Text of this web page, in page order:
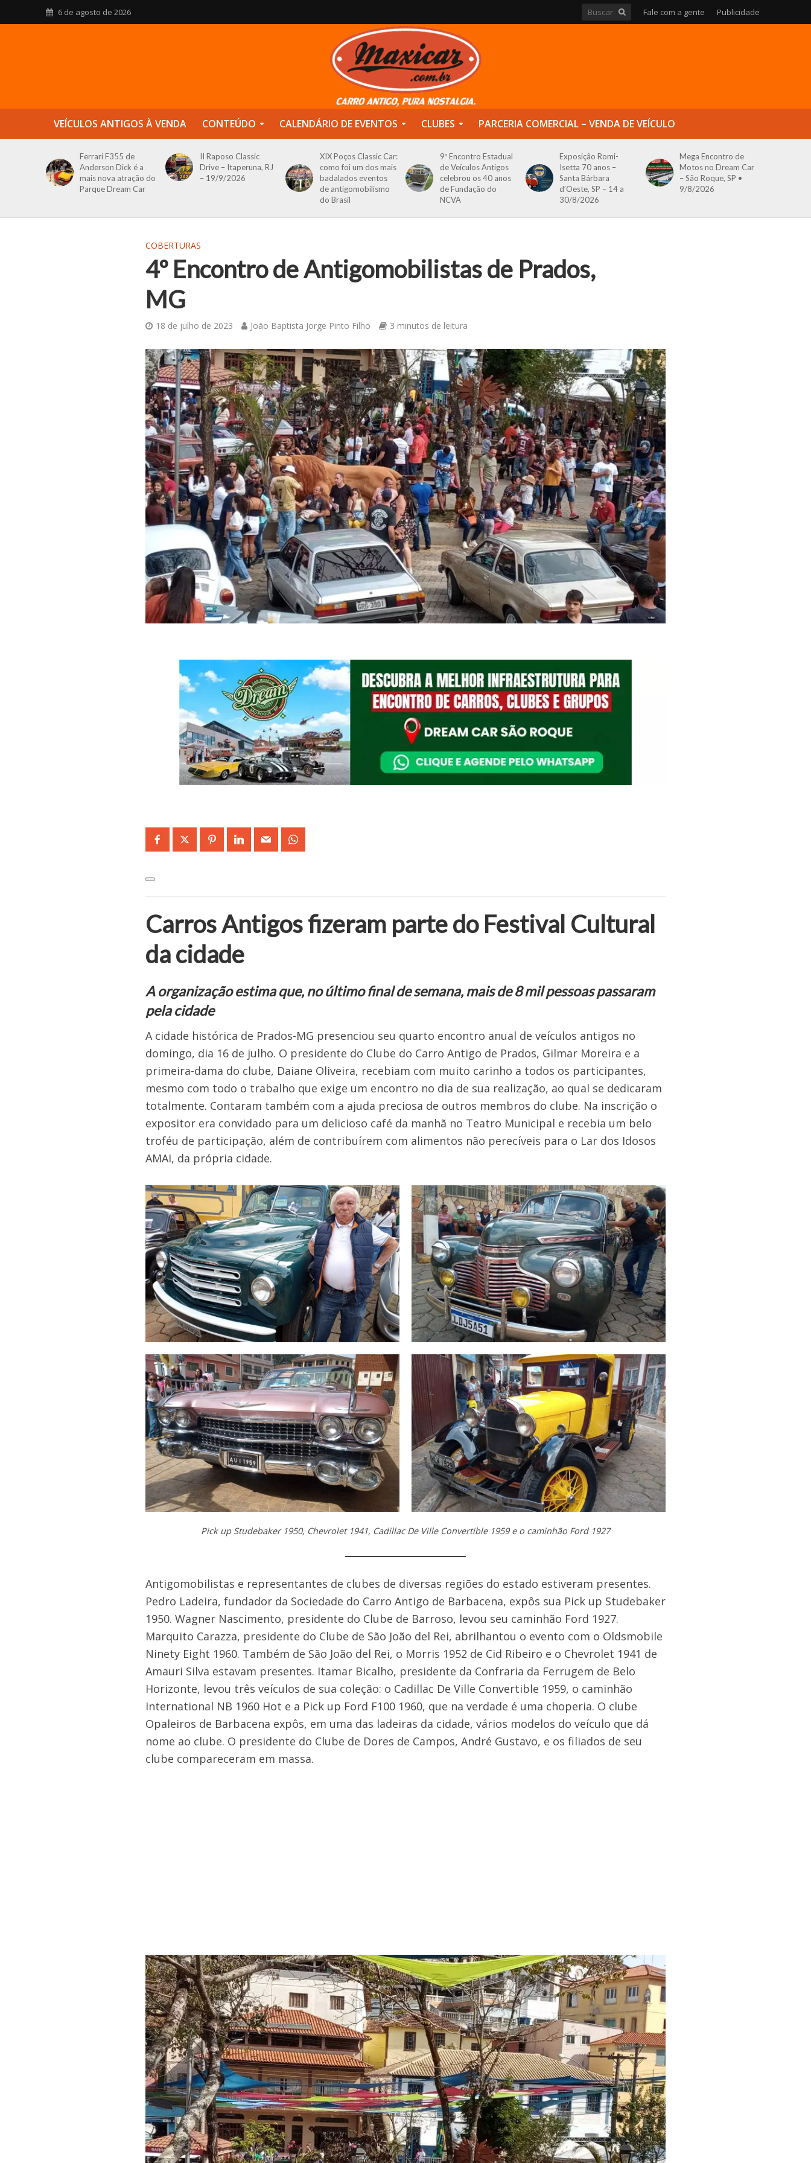
6 de agosto de 2026 Fale com a gente Publicidade
VEÍCULOS ANTIGOS À VENDA CONTEÚDO CALENDÁRIO DE EVENTOS CLUBES PARCERIA COMERCIAL – VENDA DE VEÍCULO
Ferrari F355 de
Anderson Dick é a
mais nova atração do
Parque Dream Car
II Raposo Classic
Drive – Itaperuna, RJ
– 19/9/2026
XIX Poços Classic Car:
como foi um dos mais
badalados eventos
de antigomobilismo
do Brasil
9º Encontro Estadual
de Veículos Antigos
celebrou os 40 anos
de Fundação do
NCVA
Exposição Romi-
Isetta 70 anos –
Santa Bárbara
d’Oeste, SP – 14 a
30/8/2026
Mega Encontro de
Motos no Dream Car
– São Roque, SP •
9/8/2026
COBERTURAS
4º Encontro de Antigomobilistas de Prados,
MG
18 de julho de 2023 João Baptista Jorge Pinto Filho 3 minutos de leitura
Carros Antigos fizeram parte do Festival Cultural
da cidade
A organização estima que, no último final de semana, mais de 8 mil pessoas passaram
pela cidade
A cidade histórica de Prados-MG presenciou seu quarto encontro anual de veículos antigos no
domingo, dia 16 de julho. O presidente do Clube do Carro Antigo de Prados, Gilmar Moreira e a
primeira-dama do clube, Daiane Oliveira, recebiam com muito carinho a todos os participantes,
mesmo com todo o trabalho que exige um encontro no dia de sua realização, ao qual se dedicaram
totalmente. Contaram também com a ajuda preciosa de outros membros do clube. Na inscrição o
expositor era convidado para um delicioso café da manhã no Teatro Municipal e recebia um belo
troféu de participação, além de contribuírem com alimentos não perecíveis para o Lar dos Idosos
AMAI, da própria cidade.
Pick up Studebaker 1950, Chevrolet 1941, Cadillac De Ville Convertible 1959 e o caminhão Ford 1927
Antigomobilistas e representantes de clubes de diversas regiões do estado estiveram presentes.
Pedro Ladeira, fundador da Sociedade do Carro Antigo de Barbacena, expôs sua Pick up Studebaker
1950. Wagner Nascimento, presidente do Clube de Barroso, levou seu caminhão Ford 1927.
Marquito Carazza, presidente do Clube de São João del Rei, abrilhantou o evento com o Oldsmobile
Ninety Eight 1960. Também de São João del Rei, o Morris 1952 de Cid Ribeiro e o Chevrolet 1941 de
Amauri Silva estavam presentes. Itamar Bicalho, presidente da Confraria da Ferrugem de Belo
Horizonte, levou três veículos de sua coleção: o Cadillac De Ville Convertible 1959, o caminhão
International NB 1960 Hot e a Pick up Ford F100 1960, que na verdade é uma choperia. O clube
Opaleiros de Barbacena expôs, em uma das ladeiras da cidade, vários modelos do veículo que dá
nome ao clube. O presidente do Clube de Dores de Campos, André Gustavo, e os filiados de seu
clube compareceram em massa.